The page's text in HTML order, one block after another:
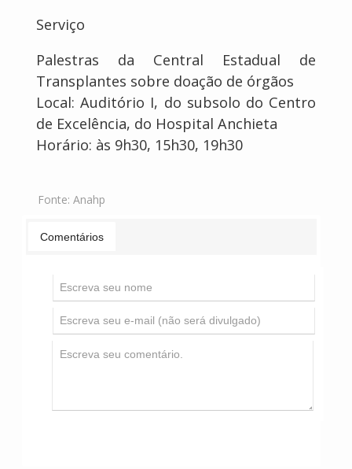
Serviço
Palestras da Central Estadual de
Transplantes sobre doação de órgãos
Local: Auditório I, do subsolo do Centro
de Excelência, do Hospital Anchieta
Horário: às 9h30, 15h30, 19h30
Fonte: Anahp
Comentários